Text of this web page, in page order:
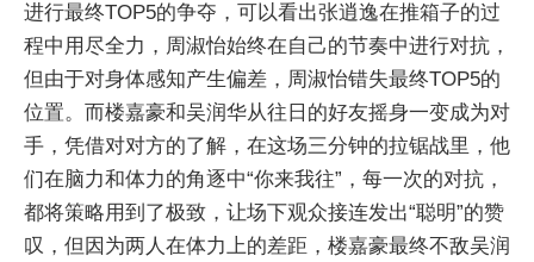
进行最终TOP5的争夺，可以看出张逍逸在推箱子的过
程中用尽全力，周淑怡始终在自己的节奏中进行对抗，
但由于对身体感知产生偏差，周淑怡错失最终TOP5的
位置。而楼嘉豪和吴润华从往日的好友摇身一变成为对
手，凭借对对方的了解，在这场三分钟的拉锯战里，他
们在脑力和体力的角逐中“你来我往”，每一次的对抗，
都将策略用到了极致，让场下观众接连发出“聪明”的赞
叹，但因为两人在体力上的差距，楼嘉豪最终不敌吴润